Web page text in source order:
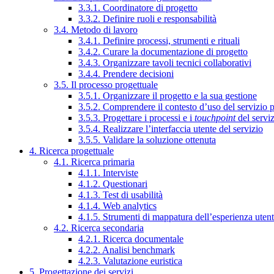
3.3.1. Coordinatore di progetto
3.3.2. Definire ruoli e responsabilità
3.4. Metodo di lavoro
3.4.1. Definire processi, strumenti e rituali
3.4.2. Curare la documentazione di progetto
3.4.3. Organizzare tavoli tecnici collaborativi
3.4.4. Prendere decisioni
3.5. Il processo progettuale
3.5.1. Organizzare il progetto e la sua gestione
3.5.2. Comprendere il contesto d’uso del servizio
3.5.3. Progettare i processi e i touchpointdel
3.5.4. Realizzare l’interfaccia utente del servizio
3.5.5. Validare la soluzione ottenuta
4. Ricerca progettuale
4.1. Ricerca primaria
4.1.1. Interviste
4.1.2. Questionari
4.1.3. Test di usabilità
4.1.4. Web analytics
4.1.5. Strumenti di mappatura dell’esperienza
4.2. Ricerca secondaria
4.2.1. Ricerca documentale
4.2.2. Analisi benchmark
4.2.3. Valutazione euristica
5. Progettazione dei servizi